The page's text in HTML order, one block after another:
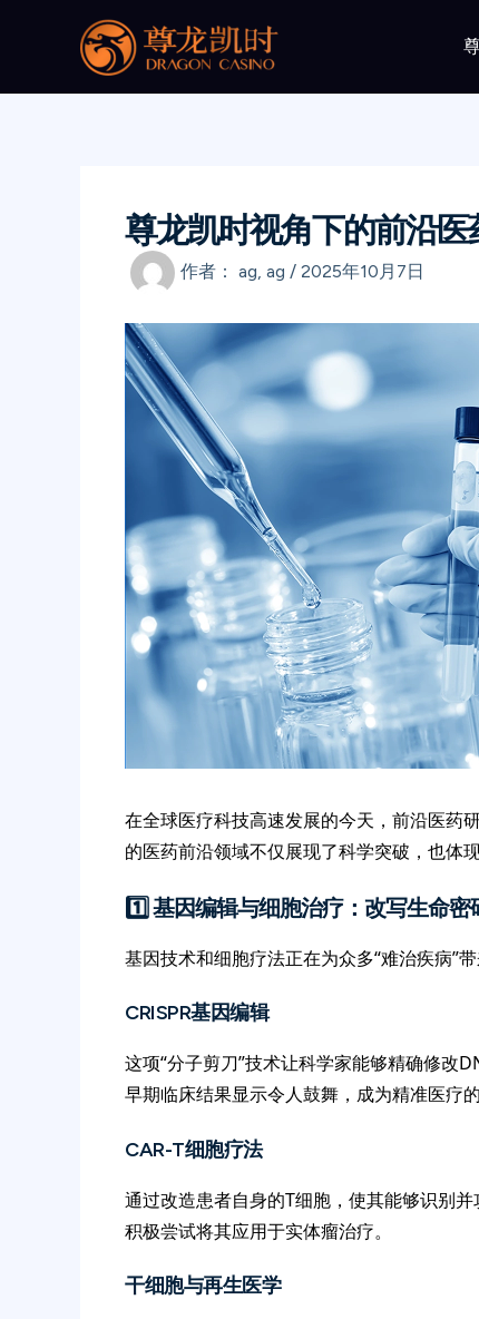
尊龙凯时视角下的前沿
作者： ag, ag / 2025年10月7日
在全球医疗科技高速发展的今天，前沿医药
的医药前沿领域不仅展现了科学突破，也体
1️⃣ 基因编辑与细胞治疗：改写生命密
基因技术和细胞疗法正在为众多“难治疾病”带
CRISPR基因编辑
这项“分子剪刀”技术让科学家能够精确修改
早期临床结果显示令人鼓舞，成为精准医疗的
CAR-T细胞疗法
通过改造患者自身的T细胞，使其能够识别
积极尝试将其应用于实体瘤治疗。
干细胞与再生医学